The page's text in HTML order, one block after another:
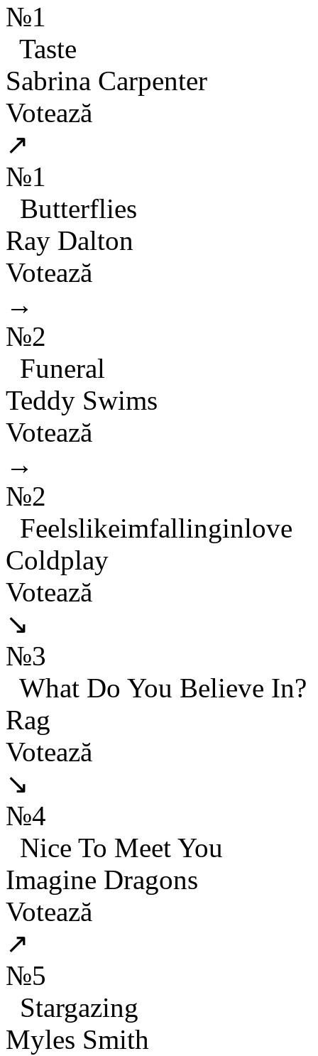
№1
Taste
Sabrina Carpenter
Votează
↗
№1
Butterflies
Ray Dalton
Votează
→
№2
Funeral
Teddy Swims
Votează
→
№2
Feelslikeimfallinginlove
Coldplay
Votează
↘
№3
What Do You Believe In?
Rag
Votează
↘
№4
Nice To Meet You
Imagine Dragons
Votează
↗
№5
Stargazing
Myles Smith